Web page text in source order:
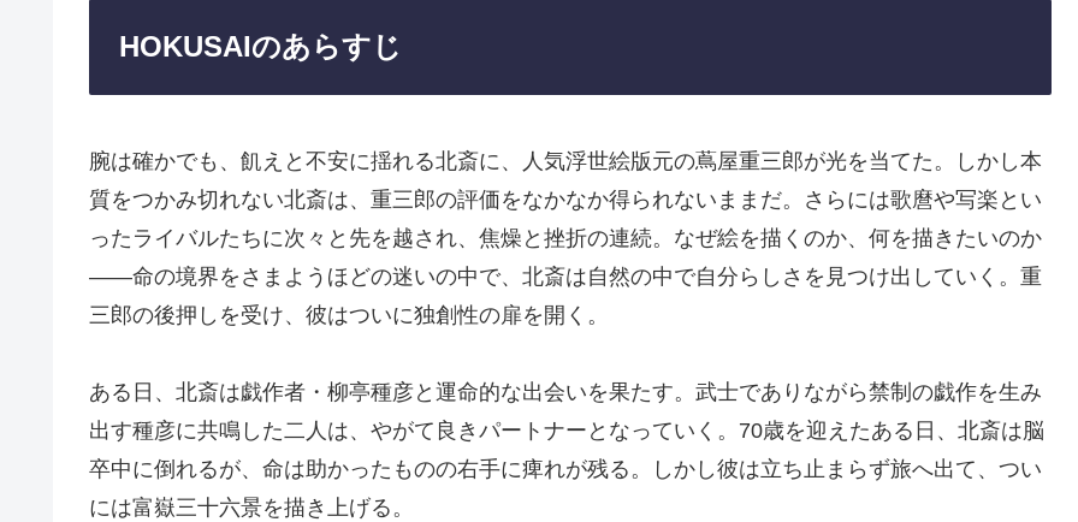
HOKUSAIのあらすじ
腕は確かでも、飢えと不安に揺れる北斎に、人気浮世絵版元の蔦屋重三郎が光を当てた。しかし本
質をつかみ切れない北斎は、重三郎の評価をなかなか得られないままだ。さらには歌麿や写楽とい
ったライバルたちに次々と先を越され、焦燥と挫折の連続。なぜ絵を描くのか、何を描きたいのか
――命の境界をさまようほどの迷いの中で、北斎は自然の中で自分らしさを見つけ出していく。重
三郎の後押しを受け、彼はついに独創性の扉を開く。
ある日、北斎は戯作者・柳亭種彦と運命的な出会いを果たす。武士でありながら禁制の戯作を生み
出す種彦に共鳴した二人は、やがて良きパートナーとなっていく。70歳を迎えたある日、北斎は脳
卒中に倒れるが、命は助かったものの右手に痺れが残る。しかし彼は立ち止まらず旅へ出て、つい
には富嶽三十六景を描き上げる。